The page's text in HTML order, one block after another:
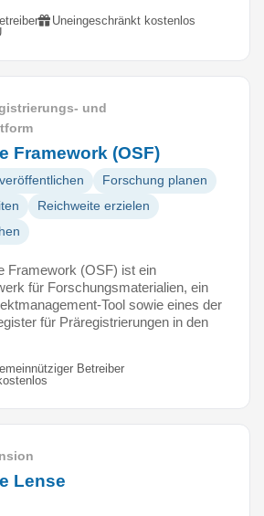
Uneingeschränkt kostenlos
und
Framework (OSF)
Forschung planen
Reichweite erzielen
Framework (OSF) ist ein
für Forschungsmaterialien, ein
Tool sowie eines der
für Präregistrierungen in den
Betreiber
Lense